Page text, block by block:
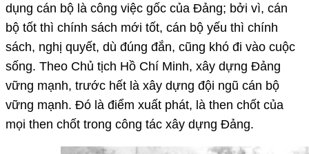
dụng cán bộ là công việc gốc của Đảng; bởi vì, cán
bộ tốt thì chính sách mới tốt, cán bộ yếu thì chính
sách, nghị quyết, dù đúng đắn, cũng khó đi vào cuộc
sống. Theo Chủ tịch Hồ Chí Minh, xây dựng Đảng
vững mạnh, trước hết là xây dựng đội ngũ cán bộ
vững mạnh. Đó là điểm xuất phát, là then chốt của
mọi then chốt trong công tác xây dựng Đảng.